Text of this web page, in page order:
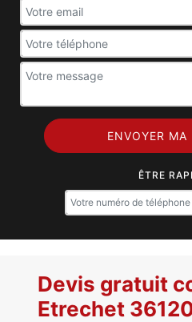
ÊTRE
Devis gratuit
Etrechet